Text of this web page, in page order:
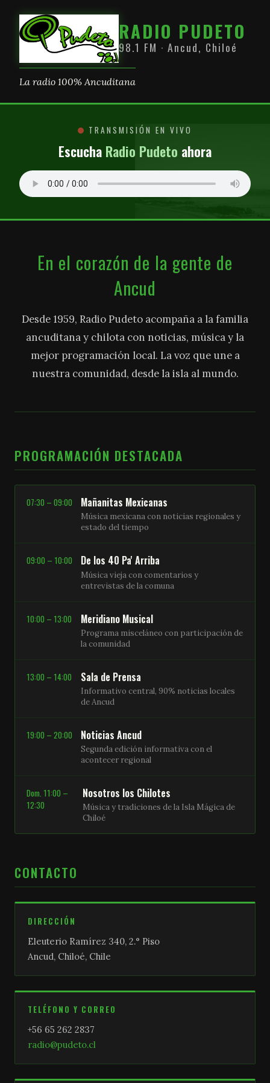
RADIO PUDETO
98.1 FM · Ancud, Chiloé
La radio 100% Ancuditana
TRANSMISIÓN EN VIVO
Escucha Radio Pudeto ahora
En el corazón de la gente de
Ancud
Desde 1959, Radio Pudeto acompaña a la familia
ancuditana y chilota con noticias, música y la
mejor programación local. La voz que une a
nuestra comunidad, desde la isla al mundo.
PROGRAMACIÓN DESTACADA
07:30 – 09:00 Mañanitas Mexicanas
Música mexicana con noticias regionales y
estado del tiempo
09:00 – 10:00 De los 40 Pa' Arriba
Música vieja con comentarios y
entrevistas de la comuna
10:00 – 13:00 Meridiano Musical
Programa misceláneo con participación de
la comunidad
13:00 – 14:00 Sala de Prensa
Informativo central, 90% noticias locales
de Ancud
19:00 – 20:00 Noticias Ancud
Segunda edición informativa con el
acontecer regional
Dom. 11:00 –
12:30
Nosotros los Chilotes
Música y tradiciones de la Isla Mágica de
Chiloé
CONTACTO
DIRECCIÓN
Eleuterio Ramírez 340, 2.° Piso
Ancud, Chiloé, Chile
TELÉFONO Y CORREO
+56 65 262 2837
radio@pudeto.cl